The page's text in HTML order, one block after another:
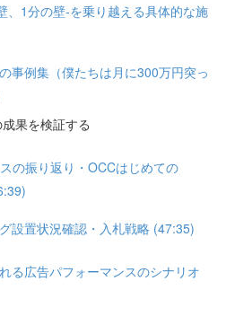
、1分の壁-を乗り越える具体的な施
事例集（僕たちは月に300万円突っ
果を検証する
の振り返り・OCCはじめての
設置状況確認・入札戦略 (47:35)
る広告パフォーマンスのシナリオ